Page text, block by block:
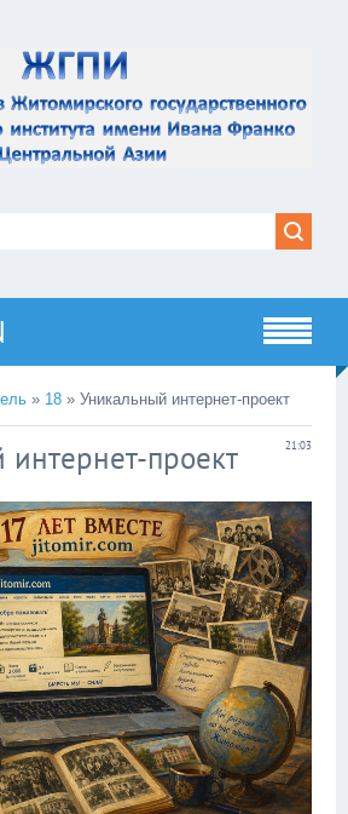
» 18 » Уникальный интернет-проект
21:03
проект